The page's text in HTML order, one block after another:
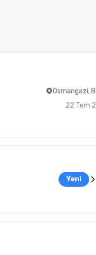
Osmangazi,
22 Tem
Yeni